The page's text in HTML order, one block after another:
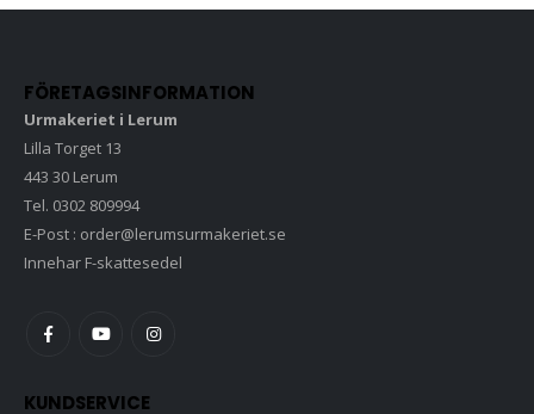
FÖRETAGSINFORMATION
Urmakeriet i Lerum
Lilla Torget 13
443 30 Lerum
Tel. 0302 809994
E-Post : order@lerumsurmakeriet.se
Innehar F-skattesedel
KUNDSERVICE